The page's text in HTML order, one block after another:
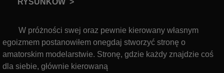
RYSUNKÓW >
W próżności swej oraz pewnie kierowany własnym
egoizmem postanowiłem onegdaj stworzyć stronę o
amatorskim modelarstwie. Stronę, gdzie każdy znajdzie coś
dla siebie, głównie kierowaną